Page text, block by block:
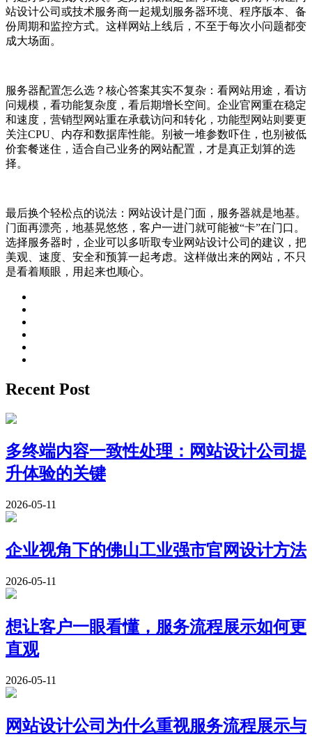
站设计公司或技术服务商一起规划服务器环境、程序版本、备
份周期和监控方式。这样网站上线后，不至于每次小问题都变
成大场面。
服务器配置怎么选？核心答案其实不复杂：看网站用途，看访
问规模，看功能复杂度，看后期增长空间。企业官网重在稳定
和速度，营销型网站重在承载访问和转化，功能型网站则要更
关注CPU、内存和数据库性能。别被一堆参数吓住，也别被低
价套餐迷住，适合自己业务的网站配置，才是真正划算的选
择。
最后换个轻松点的说法：网站设计是门面，服务器就是地基。
门面再漂亮，地基晃悠悠，客户一进门就可能被“卡”在门口。
选择服务器时，企业可以多听取专业网站设计公司的建议，把
美观、速度、安全和预算一起考虑。这样做出来的网站，不只
是看着顺眼，用起来也顺心。
Recent Post
多终端内容一致性处理：网站设计公司提
升体验的关键
2026-05-11
企业视角下的佛山工业强市官网设计方法
2026-05-11
想让客户一眼看懂，服务流程展示如何更
直观
2026-05-11
网站设计公司为什么重视服务流程展示与